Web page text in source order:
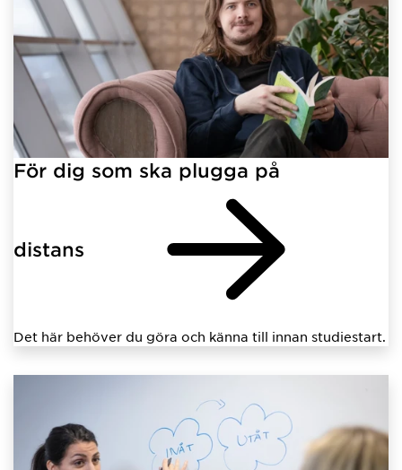
För dig som ska plugga på
distans
Det här behöver du göra och känna till innan studiestart.